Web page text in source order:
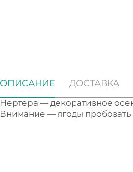
ОПИСАНИЕ ДОСТАВКА
Нертера — декоративное
Внимание — ягоды пробовать